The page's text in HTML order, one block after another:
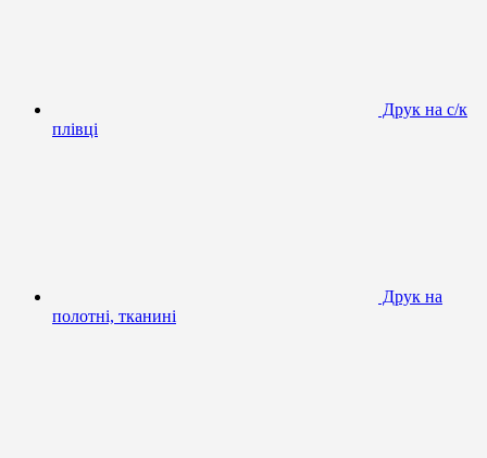
Друк на с/к
плівці
Друк на
полотні, тканині